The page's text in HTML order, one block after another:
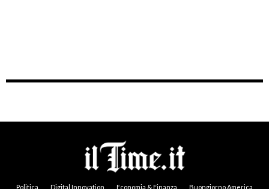
Politica Digital Innovation Economia & Finanza Buongiorno America